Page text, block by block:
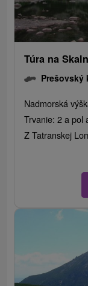
Túra na
Prešovský
Nadmorská
Trvanie: 2 a pol
Z Tatranskej